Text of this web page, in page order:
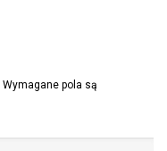
Wymagane pola są